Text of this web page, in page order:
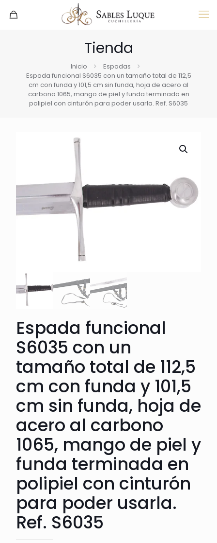
Tienda
Inicio
Espadas
Espada funcional S6035 con un tamaño total de 112,5
cm con funda y 101,5 cm sin funda, hoja de acero al
carbono 1065, mango de piel y funda terminada en
polipiel con cinturón para poder usarla. Ref. S6035
Espada funcional
S6035 con un
tamaño total de 112,5
cm con funda y 101,5
cm sin funda, hoja de
acero al carbono
1065, mango de piel y
funda terminada en
polipiel con cinturón
para poder usarla.
Ref. S6035